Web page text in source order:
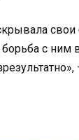
свои
с ним